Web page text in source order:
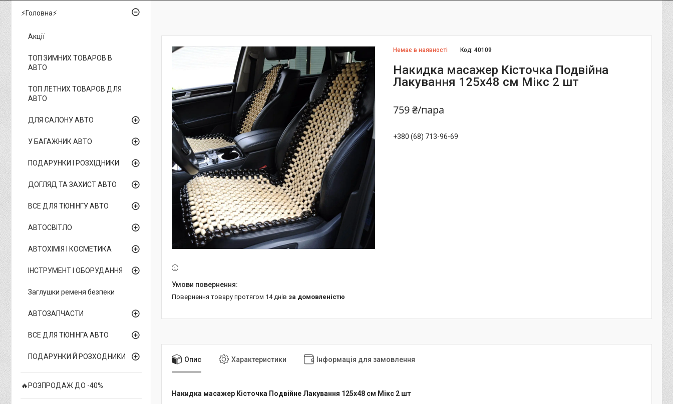
Немає в наявності Код:40109
Накидка масажер Кісточка Подвійна
Лакування 125х48 см Мікс 2 шт
759 ₴/пара
+380 (68) 713-96-69
повернення товару протягом 14 днів за домовленістю
Опис Характеристики Інформація для замовлення
Накидка масажер Кісточка Подвійне Лакування 125х48 см Мікс 2 шт
⚡Головна⚡
Акції
ТОП ЗИМНИХ ТОВАРОВ В
АВТО
ТОП ЛЕТНИХ ТОВАРОВ ДЛЯ
АВТО
ДЛЯ САЛОНУ АВТО
У БАГАЖНИК АВТО
ПОДАРУНКИ І РОЗХІДНИКИ
ДОГЛЯД ТА ЗАХИСТ АВТО
ВСЕ ДЛЯ ТЮНІНГУ АВТО
АВТОСВІТЛО
АВТОХІМІЯ І КОСМЕТИКА
ІНСТРУМЕНТ І ОБОРУДАННЯ
Заглушки ременя безпеки
АВТОЗАПЧАСТИ
ВСЕ ДЛЯ ТЮНІНГА АВТО
ПОДАРУНКИ Й РОЗХОДНИКИ
🔥РОЗПРОДАЖ ДО -40%